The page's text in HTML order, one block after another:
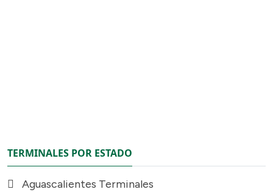
TERMINALES POR ESTADO
Aguascalientes Terminales